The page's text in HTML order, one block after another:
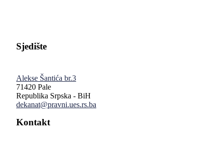
Sjedište
Alekse Šantića br.3
71420 Pale
Republika Srpska - BiH
dekanat@pravni.ues.rs.ba
Kontakt